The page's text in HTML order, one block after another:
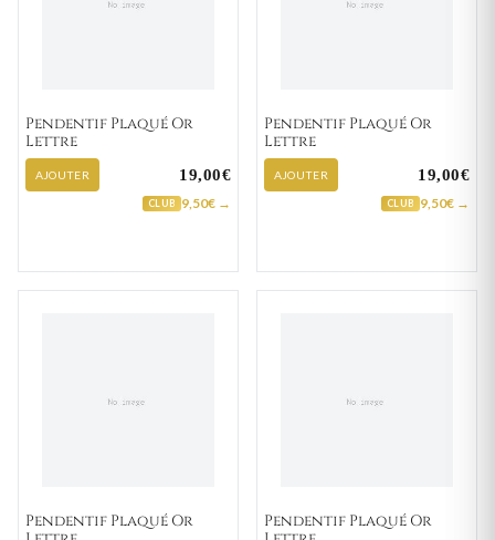
Pendentif Plaqué Or
Lettre
AJOUTER 19,00€
CLUB 9,50€ →
Pendentif Plaqué Or
Lettre
AJOUTER 19,00€
CLUB 9,50€ →
Pendentif Plaqué Or
Pendentif Plaqué Or